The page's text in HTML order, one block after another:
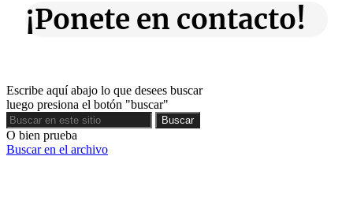
¡Ponete en contacto!
Escribe aquí abajo lo que desees buscar
luego presiona el botón "buscar"
Buscar
Buscar
O bien prueba
Buscar en el archivo